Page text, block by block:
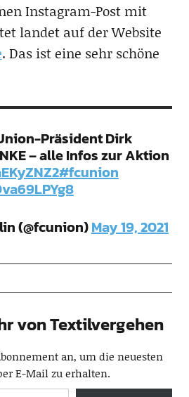
Instagram-Post mit
landet auf der Website
. Das ist eine sehr schöne
Präsident Dirk
– alle Infos zur Aktion
#fcunion
(@fcunion)May 19, 2021
von Textilvergehen
an, um die neuesten
E-Mail zu erhalten.